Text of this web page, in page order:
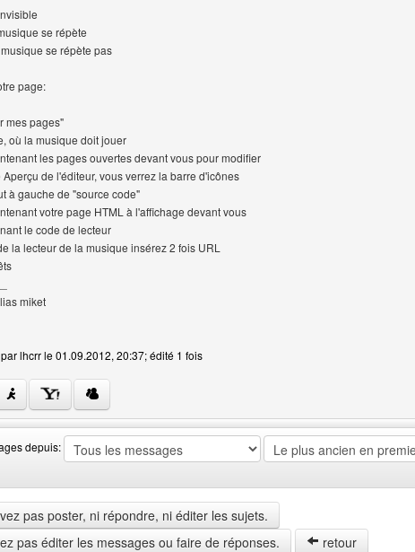
se répète
se répète pas
page:
mes pages"
où la musique doit jouer
les pages ouvertes devant vous pour modifier
de l'éditeur, vous verrez la barre d'icônes
à gauche de "source code"
votre page HTML à l'affichage devant vous
le code de lecteur
la lecteur de la musique insérez 2 fois URL
miket
lhcrr le 01.09.2012, 20:37; édité 1 fois
de l'utilisateur: lhcrr
depuis:
pas poster, ni répondre, ni éditer les sujets.
pas éditer les messages ou faire de réponses.
retour